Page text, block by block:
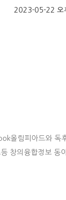
2023-05-22 오
올림피아드와 독
등 창의융합정보 동